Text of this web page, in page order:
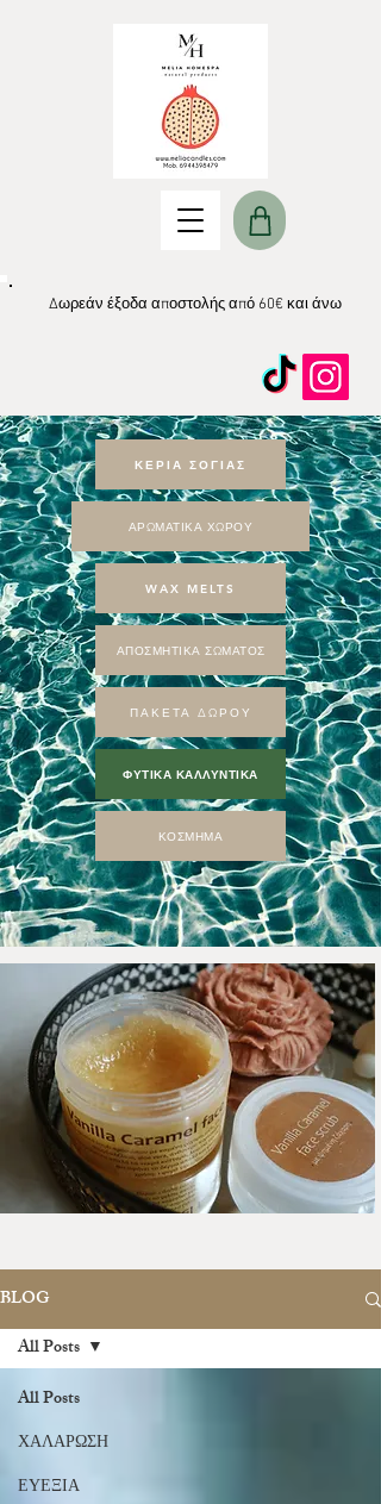
Δωρεάν έξοδα αποστολής από 60€ και άνω
ΚΕΡΙΑ ΣΟΓΙΑΣ
ΑΡΩΜΑΤΙΚΑ ΧΩΡΟΥ
WAX MELTS
ΑΠΟΣΜΗΤΙΚΑ ΣΩΜΑΤΟΣ
ΠΑΚΕΤΑ ΔΩΡΟΥ
ΦΥΤΙΚΑ ΚΑΛΛΥΝΤΙΚΑ
ΚΟΣΜΗΜΑ
BLOG
All Posts
ΧΑΛΑΡΩΣΗ
ΕΥΕΞΙΑ
All Posts